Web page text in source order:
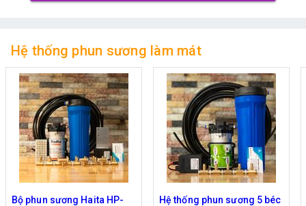
Hệ thống phun sương làm mát
sương Haita HP-
Hệ thống phun sương 5 béc
Bộ phun